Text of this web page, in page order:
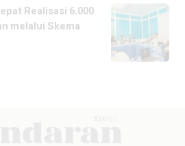
Realisasi 6.000
melalui Skema